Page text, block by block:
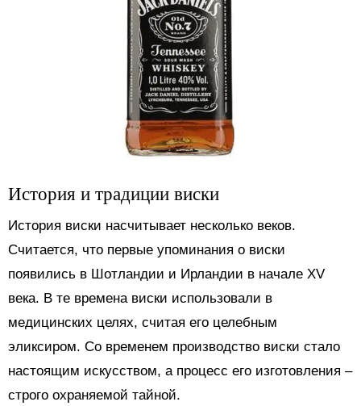
История и традиции виски
История виски насчитывает несколько веков.
Считается, что первые упоминания о виски
появились в Шотландии и Ирландии в начале XV
века. В те времена виски использовали в
медицинских целях, считая его целебным
эликсиром. Со временем производство виски стало
настоящим искусством, а процесс его изготовления –
строго охраняемой тайной.